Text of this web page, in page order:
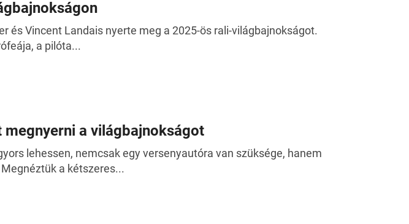
és Vincent Landais nyerte meg a 2025-ös rali-világbajnokságot.
a pilóta...
a világbajnokságot
lehessen, nemcsak egy versenyautóra van szüksége, hanem
a kétszeres...